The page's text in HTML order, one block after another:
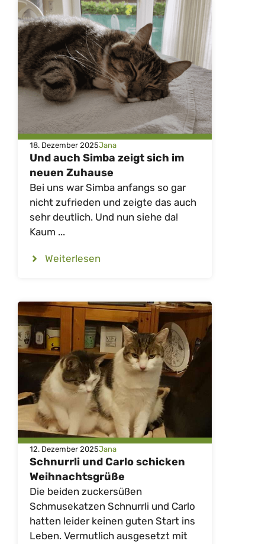
18. Dezember 2025Jana
Und auch Simba zeigt sich im
neuen Zuhause
Bei uns war Simba anfangs so gar
nicht zufrieden und zeigte das auch
sehr deutlich. Und nun siehe da!
Kaum ...
Weiterlesen
12. Dezember 2025Jana
Schnurrli und Carlo schicken
Weihnachtsgrüße
Die beiden zuckersüßen
Schmusekatzen Schnurrli und Carlo
hatten leider keinen guten Start ins
Leben. Vermutlich ausgesetzt mit